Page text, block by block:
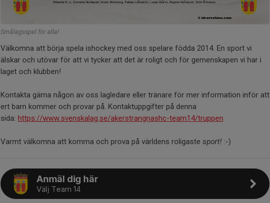
Smålagsspel för alla!
Välkomna att börja spela ishockey med oss spelare födda 2014. En sport vi
älskar och utövar för att vi tycker att det är roligt och för gemenskapen vi har i
laget och klubben!
Kontakta gärna någon av oss lagledare eller tränare för mer information inför att
ert barn kommer och provar på. Kontaktuppgifter på denna
sida: https://www.svenskalag.se/akerstrangnashc-team14/truppen
Varmt välkomna att komma och prova på världens roligaste sport! :-)
Anmäl dig här
Välj Team 14